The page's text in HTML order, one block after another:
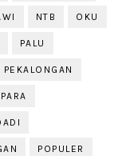
NTB OKU
PALU
PEKALONGAN
POPULER